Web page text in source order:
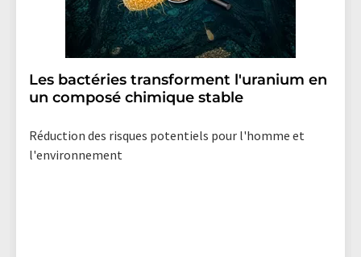
Les bactéries transforment l'uranium en
un composé chimique stable
Réduction des risques potentiels pour l'homme et
l'environnement